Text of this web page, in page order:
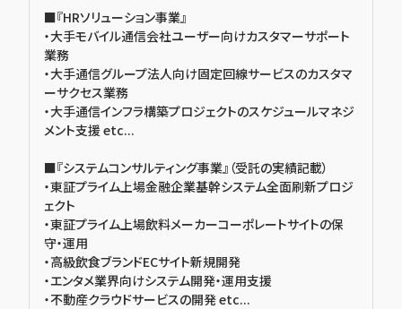
■『HRソリューション事業』
・大手モバイル通信会社ユーザー向けカスタマーサポート
業務
・大手通信グループ法人向け固定回線サービスのカスタマ
ーサクセス業務
・大手通信インフラ構築プロジェクトのスケジュールマネジ
メント支援 etc...
■『システムコンサルティング事業』（受託の実績記載）
・東証プライム上場金融企業基幹システム全面刷新プロジ
ェクト
・東証プライム上場飲料メーカーコーポレートサイトの保
守・運用
・高級飲食ブランドECサイト新規開発
・エンタメ業界向けシステム開発・運用支援
・不動産クラウドサービスの開発 etc...